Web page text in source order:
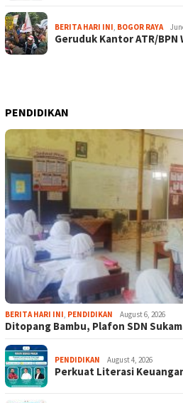
BERITA HARI INI, BOGOR RAYA
Geruduk Kantor ATR/
PENDIDIKAN
BERITA HARI INI, PENDIDIKAN August 6, 2026
Ditopang Bambu, Plafon SDN
PENDIDIKAN August 4, 2026
Perkuat Literasi